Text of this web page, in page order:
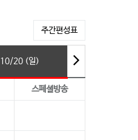
주간편성표
10/20 (일)
스페셜방송